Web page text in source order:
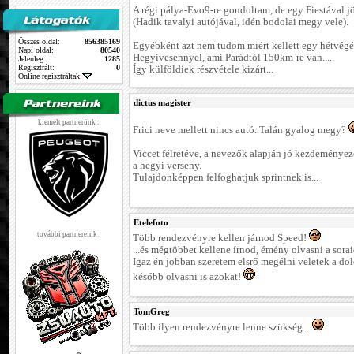
Összes oldal:
856385169
Napi oldal:
80540
Jelenleg:
1285
Regisztrált:
0
Online regisztráltak:
kiemelt partnerünk :
további partnereink :
A régi pálya-Evo9-re gondoltam, de egy Fiestával
(Hadik tavalyi autójával, idén bodolai megy vele).
Egyébként azt nem tudom miért kellett egy
Hegyivesennyel, ami Parádtól 150km-re van.....
Így külföldiek részvétele kizárt...
dictus magister
Frici neve mellett nincs autó. Talán gyalog megy?
Viccet félretéve, a nevezők alapján jó
a hegyi verseny.
Tulajdonképpen felfoghatjuk sprintnek is...
Etelefoto
Több rendezvényre kellen járnod Speed!
...és mégtöbbet kellene írnod, émény olvasni a
Igaz én jobban szeretem elsrő megélni veletek a
később olvasni is azokat!
TomGreg
Több ilyen rendezvényre lenne szükség...